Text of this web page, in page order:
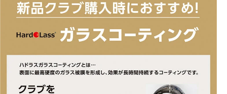
・予約商品は入荷次第順次発送いたします。弊社倉庫より出荷いた
しましたらメールにてお知らせいたしますのでご確認ください。
お支払方法について「ボーナス一括払い」ができません。
購入時にシステム上でボーナス一括払いが選択できた場合でもキ